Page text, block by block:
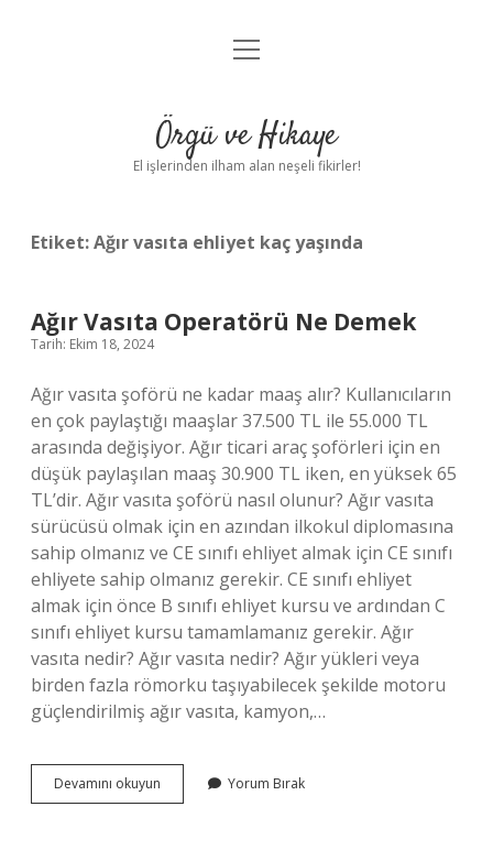
Anasayfa
Yasal Uyarı
menüyü
Örgü ve Hikaye
El işlerinden ilham alan neşeli fikirler!
Etiket:Ağır vasıta ehliyet kaç yaşında
Ağır Vasıta Operatörü Ne Demek
Tarih: Ekim 18, 2024
Ağır vasıta şoförü ne kadar maaş alır? Kullanıcıların
en çok paylaştığı maaşlar 37.500 TL ile 55.000 TL
arasında değişiyor. Ağır ticari araç şoförleri için en
düşük paylaşılan maaş 30.900 TL iken, en yüksek 65
TL’dir. Ağır vasıta şoförü nasıl olunur? Ağır vasıta
sürücüsü olmak için en azından ilkokul diplomasına
sahip olmanız ve CE sınıfı ehliyet almak için CE sınıfı
ehliyete sahip olmanız gerekir. CE sınıfı ehliyet
almak için önce B sınıfı ehliyet kursu ve ardından C
sınıfı ehliyet kursu tamamlamanız gerekir. Ağır
vasıta nedir? Ağır vasıta nedir? Ağır yükleri veya
birden fazla römorku taşıyabilecek şekilde motoru
güçlendirilmiş ağır vasıta, kamyon,…
Devamını okuyun
Vasıta
Yorum Bırak